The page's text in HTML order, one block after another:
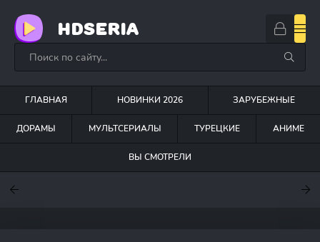
HDSERIA
ГЛАВНАЯ НОВИНКИ 2026 ЗАРУБЕЖНЫЕ
ДОРАМЫ МУЛЬТСЕРИАЛЫ ТУРЕЦКИЕ АНИМЕ
ВЫ СМОТРЕЛИ